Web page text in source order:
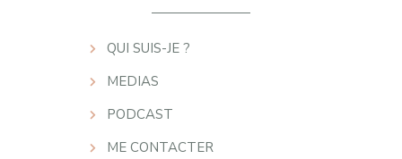
QUI SUIS-JE ?
MEDIAS
PODCAST
ME CONTACTER